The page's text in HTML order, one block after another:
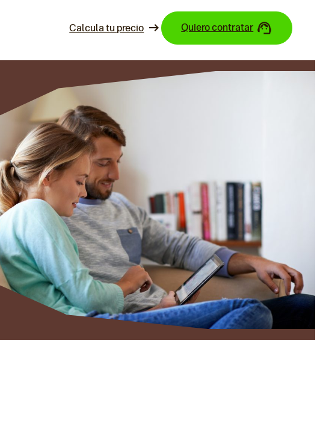
Calcula tu precio Quiero contratar